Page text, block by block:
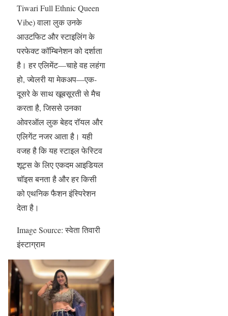
Tiwari Full Ethnic Queen
Vibe) वाला लुक उनके
आउटफिट और स्टाइलिंग के
परफेक्ट कॉम्बिनेशन को दर्शाता
है। हर एलिमेंट—चाहे वह लहंगा
हो, ज्वेलरी या मेकअप—एक-
दूसरे के साथ खूबसूरती से मैच
करता है, जिससे उनका
ओवरऑल लुक बेहद रॉयल और
एलिगेंट नजर आता है। यही
वजह है कि यह स्टाइल फेस्टिव
शूट्स के लिए एकदम आइडियल
चॉइस बनता है और हर किसी
को एथनिक फैशन इंस्पिरेशन
देता है।
Image Source: स्वेता तिवारी
इंस्टाग्राम